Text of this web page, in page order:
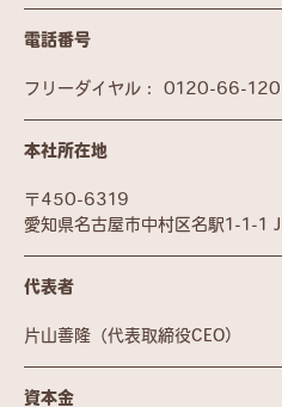
電話番号
フリーダイヤル： 0120-66-
本社所在地
〒450-6319
愛知県名古屋市中村区名駅1-1-1
代表者
片山善隆（代表取締役CEO）
資本金